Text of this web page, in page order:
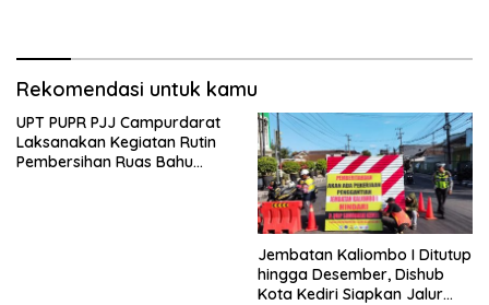
Rekomendasi untuk kamu
UPT PUPR PJJ Campurdarat
Laksanakan Kegiatan Rutin
Pembersihan Ruas Bahu
Jembatan Kaliombo I Ditutup
hingga Desember, Dishub
Kota Kediri Siapkan Jalur